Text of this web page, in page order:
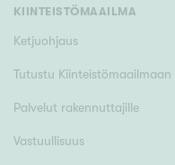
KIINTEISTÖMAAILMA
Ketjuohjaus
Tutustu Kiinteistömaailmaan
Palvelut rakennuttajille
Vastuullisuus